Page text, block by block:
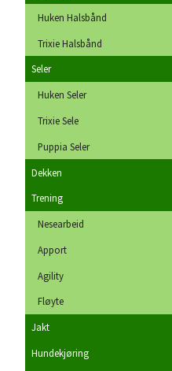
Huken Halsbånd
Trixie Halsbånd
Seler
Huken Seler
Trixie Sele
Puppia Seler
Dekken
Trening
Nesearbeid
Apport
Agility
Fløyte
Jakt
Hundekjøring